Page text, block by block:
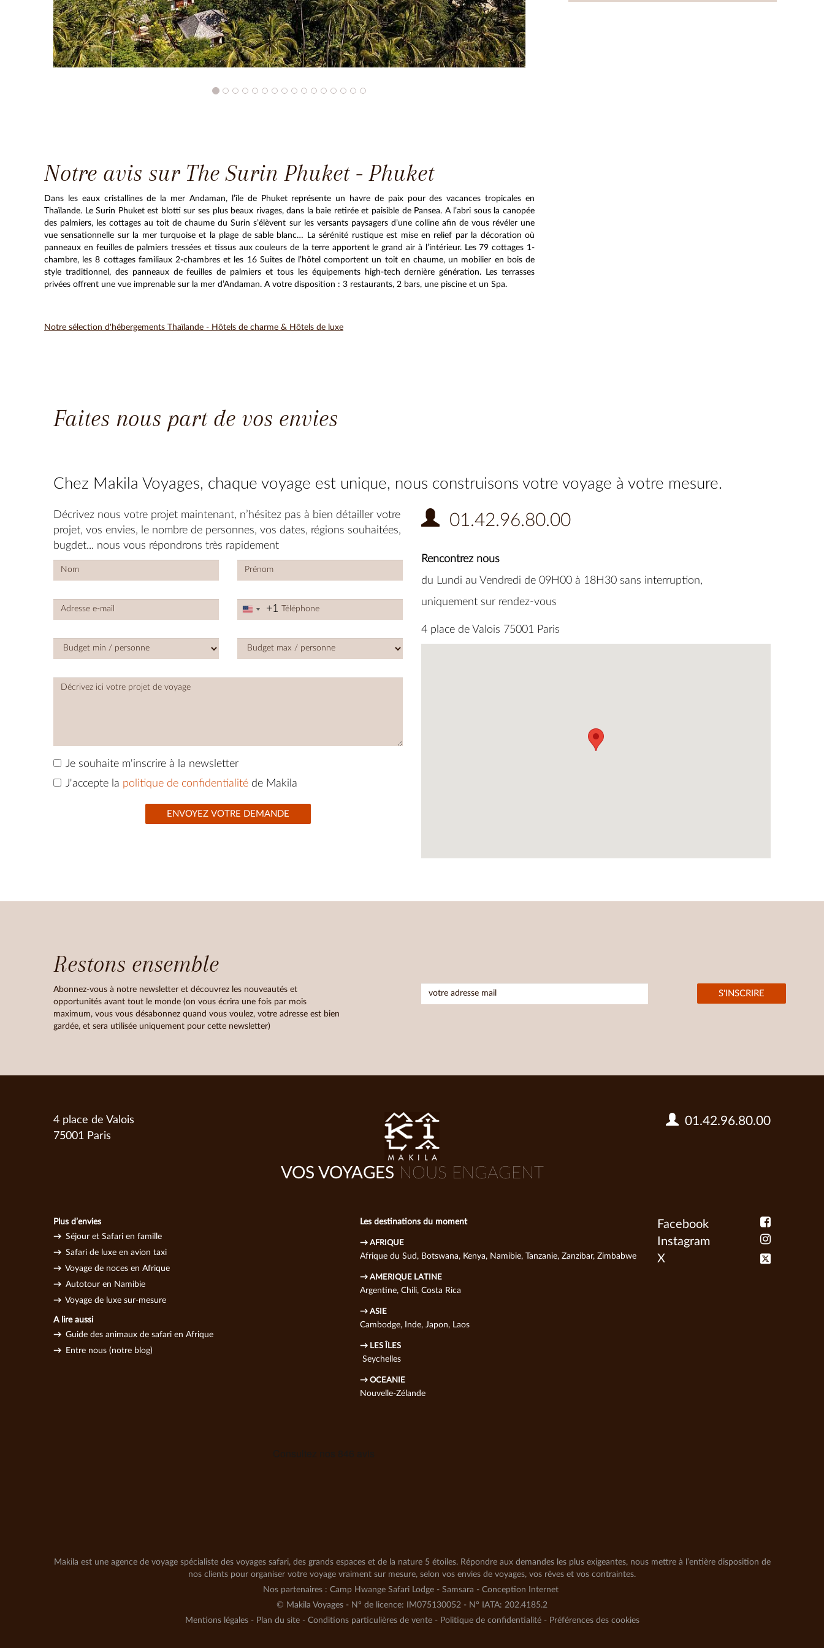
Notre avis sur The Surin Phuket - Phuket
Dans les eaux cristallines de la mer Andaman, l’île de Phuket représente un havre de paix pour des vacances tropicales en
Thaïlande. Le Surin Phuket est blotti sur ses plus beaux rivages, dans la baie retirée et paisible de Pansea. A l’abri sous la canopée
des palmiers, les cottages au toit de chaume du Surin s’élèvent sur les versants paysagers d’une colline afin de vous révéler une
vue sensationnelle sur la mer turquoise et la plage de sable blanc… La sérénité rustique est mise en relief par la décoration où
panneaux en feuilles de palmiers tressées et tissus aux couleurs de la terre apportent le grand air à l’intérieur. Les 79 cottages 1-
chambre, les 8 cottages familiaux 2-chambres et les 16 Suites de l’hôtel comportent un toit en chaume, un mobilier en bois de
style traditionnel, des panneaux de feuilles de palmiers et tous les équipements high-tech dernière génération. Les terrasses
privées offrent une vue imprenable sur la mer d’Andaman. A votre disposition : 3 restaurants, 2 bars, une piscine et un Spa.
Notre sélection d'hébergements Thaïlande - Hôtels de charme & Hôtels de luxe
Faites nous part de vos envies
Chez Makila Voyages, chaque voyage est unique, nous construisons votre voyage à votre mesure.
Décrivez nous votre projet maintenant, n’hésitez pas à bien détailler votre
projet, vos envies, le nombre de personnes, vos dates, régions souhaitées,
bugdet... nous vous répondrons très rapidement
United
+1
+1
Je souhaite m'inscrire à la newsletter
J'accepte la politique de confidentialité de Makila
ENVOYEZ VOTRE DEMANDE
01.42.96.80.00
Rencontrez nous
du Lundi au Vendredi de 09H00 à 18H30 sans interruption,
uniquement sur rendez-vous
4 place de Valois 75001 Paris
Restons ensemble
Abonnez-vous à notre newsletter et découvrez les nouveautés et
opportunités avant tout le monde (on vous écrira une fois par mois
maximum, vous vous désabonnez quand vous voulez, votre adresse est bien
gardée, et sera utilisée uniquement pour cette newsletter)
VOS VOYAGES NOUS ENGAGENT
4 place de Valois
75001 Paris
01.42.96.80.00
Plus d’envies
→ Séjour et Safari en famille
→ Safari de luxe en avion taxi
→ Voyage de noces en Afrique
→ Autotour en Namibie
→ Voyage de l uxe sur-mesure
A lire aussi
→ Guide des animaux de safari en Afrique
→
Entre nous (notre blog)
Les destinations du moment
→ AFRIQUE
Afrique du Sud , Botswana, Kenya, Namibie, Tanzanie, Zanzibar, Zimbabwe
→ AMERIQUE LATINE
Argentine, Chili, Costa Rica
→ ASIE
Cambodge, Inde, Japon, Laos
→ LES ÎLES
Seychelles
→ OCEANIE
Nouvelle-Zélande
Facebook
Instagram
X
Makila est une agence de voyage spécialiste des voyages safari, des grands espaces et de la nature 5 étoiles. Répondre aux demandes les plus exigeantes, nous mettre à l’entière disposition de
nos clients pour organiser votre voyage vraiment sur mesure, selon vos envies de voyages, vos rêves et vos contraintes.
Nos partenaires : Camp Hwange Safari Lodge - Samsara - Conception Internet
© Makila Voyages - N° de licence: IM075130052 - N° IATA: 202.4185.2
Mentions légales- Plan du site- Conditions particulières de vente- Politique de confidentialité- Préférences des cookies